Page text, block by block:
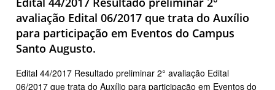
avaliação Edital 06/2017 que trata do Auxílio
para participação em Eventos do Campus
Santo Augusto.
Edital 44/2017 Resultado preliminar 2° avaliação Edital
06/2017 que trata do Auxílio para participação em Eventos do